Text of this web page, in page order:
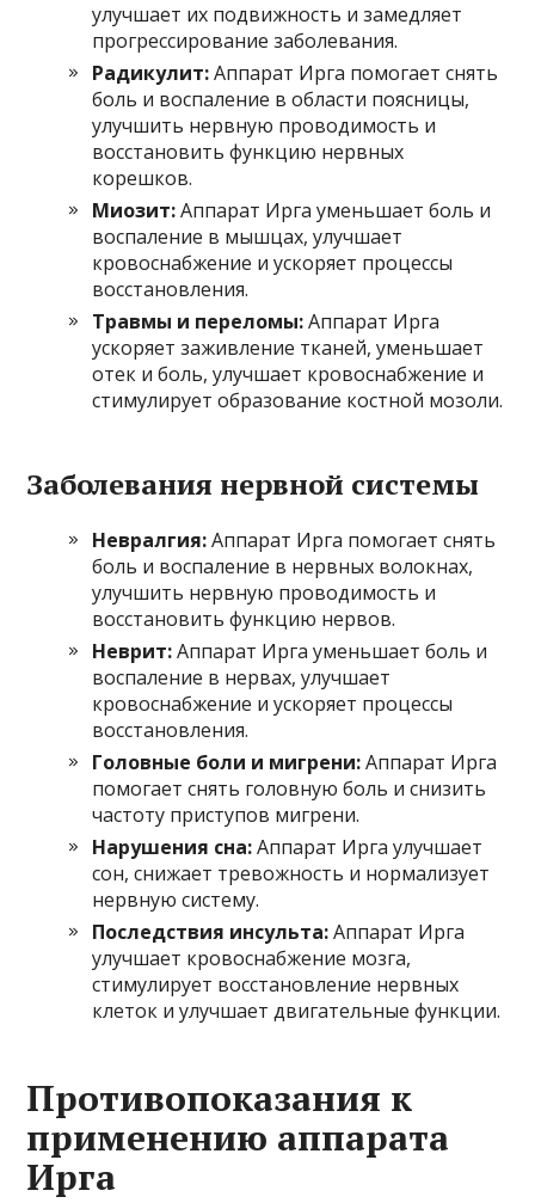
улучшает их подвижность и замедляет
прогрессирование заболевания.
Радикулит:Аппарат Ирга помогает снять
боль и воспаление в области поясницы,
улучшить нервную проводимость и
восстановить функцию нервных
корешков.
Миозит:Аппарат Ирга уменьшает боль и
воспаление в мышцах, улучшает
кровоснабжение и ускоряет процессы
восстановления.
Травмы и переломы:Аппарат Ирга
ускоряет заживление тканей, уменьшает
отек и боль, улучшает кровоснабжение и
стимулирует образование костной мозоли.
Заболевания нервной системы
Невралгия:Аппарат Ирга помогает снять
боль и воспаление в нервных волокнах,
улучшить нервную проводимость и
восстановить функцию нервов.
Неврит:Аппарат Ирга уменьшает боль и
воспаление в нервах, улучшает
кровоснабжение и ускоряет процессы
восстановления.
Головные боли и мигрени:Аппарат Ирга
помогает снять головную боль и снизить
частоту приступов мигрени.
Нарушения сна:Аппарат Ирга улучшает
сон, снижает тревожность и нормализует
нервную систему.
Последствия инсульта:Аппарат Ирга
улучшает кровоснабжение мозга,
стимулирует восстановление нервных
клеток и улучшает двигательные функции.
Противопоказания к
применению аппарата
Ирга